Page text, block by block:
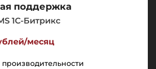
поддержка
1C-Битрикс
месяц